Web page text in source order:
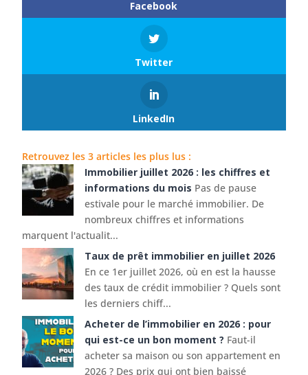
Facebook
Twitter
LinkedIn
Retrouvez les 3 articles les plus lus :
Immobilier juillet 2026 : les chiffres et
informations du mois Pas de pause
estivale pour le marché immobilier. De
nombreux chiffres et informations
marquent l'actualit...
Taux de prêt immobilier en juillet 2026
En ce 1er juillet 2026, où en est la hausse
des taux de crédit immobilier ? Quels sont
les derniers chiff...
Acheter de l’immobilier en 2026 : pour
qui est-ce un bon moment ? Faut-il
acheter sa maison ou son appartement en
2026 ? Des prix qui ont bien baissé